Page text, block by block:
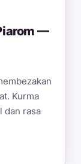
—
Kurma
dan rasa